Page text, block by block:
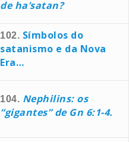
de ha’satan?
102. Símbolos do
satanismo e da Nova
Era…
104. Nephilins: os
“gigantes” de Gn 6:1-4.